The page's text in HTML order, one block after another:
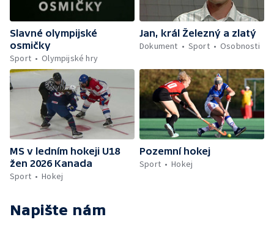
Slavné olympijské
osmičky
Sport
Olympijské hry
Jan, král Železný a zlatý
Dokument
Sport Osobnosti
MS v ledním hokeji U18
žen 2026 Kanada
Sport
Hokej
Pozemní hokej
Sport
Hokej
Napište nám